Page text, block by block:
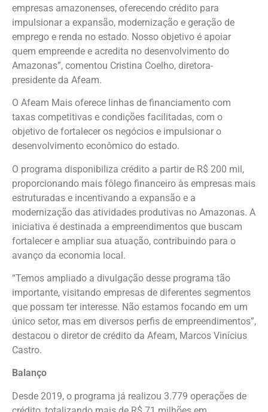
empresas amazonenses, oferecendo crédito para
impulsionar a expansão, modernização e geração de
emprego e renda no estado. Nosso objetivo é apoiar
quem empreende e acredita no desenvolvimento do
Amazonas”, comentou Cristina Coelho, diretora-
presidente da Afeam.
O Afeam Mais oferece linhas de financiamento com
taxas competitivas e condições facilitadas, com o
objetivo de fortalecer os negócios e impulsionar o
desenvolvimento econômico do estado.
O programa disponibiliza crédito a partir de R$ 200 mil,
proporcionando mais fôlego financeiro às empresas mais
estruturadas e incentivando a expansão e a
modernização das atividades produtivas no Amazonas. A
iniciativa é destinada a empreendimentos que buscam
fortalecer e ampliar sua atuação, contribuindo para o
avanço da economia local.
“Temos ampliado a divulgação desse programa tão
importante, visitando empresas de diferentes segmentos
que possam ter interesse. Não estamos focando em um
único setor, mas em diversos perfis de empreendimentos”,
destacou o diretor de crédito da Afeam, Marcos Vinícius
Castro.
Balanço
Desde 2019, o programa já realizou 3.779 operações de